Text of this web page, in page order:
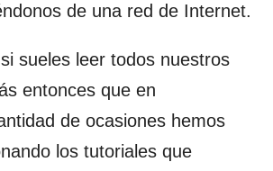
de una red de Internet.
sueles leer todos nuestros
entonces que en
de ocasiones hemos
los tutoriales que